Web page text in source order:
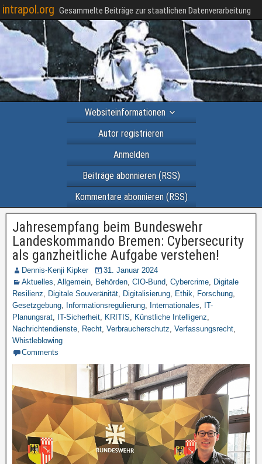
intrapol.org Gesammelte Beiträge zur staatlichen Datenverarbeitung
Websiteinformationen
Autor registrieren
Anmelden
Beiträge abonnieren (RSS)
Kommentare abonnieren (RSS)
Jahresempfang beim Bundeswehr
Landeskommando Bremen: Cybersecurity
als ganzheitliche Aufgabe verstehen!
Dennis-Kenji Kipker
31. Januar 2024
Aktuelles, Allgemein, Behörden, CIO-Bund, Cybercrime, Digitale
Resilienz, Digitale Souveränität, Digitalisierung, Ethik, Forschung,
Gesetzgebung, Informationsregulierung, Internationales, IT-
Planungsrat, IT-Sicherheit, KRITIS, Künstliche Intelligenz,
Nachrichtendienste, Recht, Verbraucherschutz, Verfassungsrecht,
Whistleblowing
Comments